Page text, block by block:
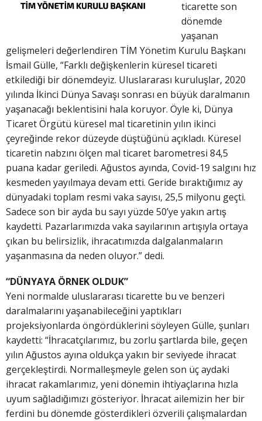
ticarette son
dönemde
yaşanan
gelişmeleri değerlendiren TİM Yönetim Kurulu Başkanı
İsmail Gülle, “Farklı değişkenlerin küresel ticareti
etkilediği bir dönemdeyiz. Uluslararası kuruluşlar, 2020
yılında İkinci Dünya Savaşı sonrası en büyük daralmanın
yaşanacağı beklentisini hala koruyor. Öyle ki, Dünya
Ticaret Örgütü küresel mal ticaretinin yılın ikinci
çeyreğinde rekor düzeyde düştüğünü açıkladı. Küresel
ticaretin nabzını ölçen mal ticaret barometresi 84,5
puana kadar geriledi. Ağustos ayında, Covid-19 salgını hız
kesmeden yayılmaya devam etti. Geride bıraktığımız ay
dünyadaki toplam resmi vaka sayısı, 25,5 milyonu geçti.
Sadece son bir ayda bu sayı yüzde 50’ye yakın artış
kaydetti. Pazarlarımızda vaka sayılarının artışıyla ortaya
çıkan bu belirsizlik, ihracatımızda dalgalanmaların
yaşanmasına da neden oluyor.” dedi.
“DÜNYAYA ÖRNEK OLDUK”
Yeni normalde uluslararası ticarette bu ve benzeri
daralmalarını yaşanabileceğini yaptıkları
projeksiyonlarda öngördüklerini söyleyen Gülle, şunları
kaydetti: “İhracatçılarımız, bu zorlu şartlarda bile, geçen
yılın Ağustos ayına oldukça yakın bir seviyede ihracat
gerçekleştirdi. Normalleşmeyle gelen son üç aydaki
ihracat rakamlarımız, yeni dönemin ihtiyaçlarına hızla
uyum sağladığımızı gösteriyor. İhracat ailemizin her bir
ferdini bu dönemde gösterdikleri özverili çalışmalardan